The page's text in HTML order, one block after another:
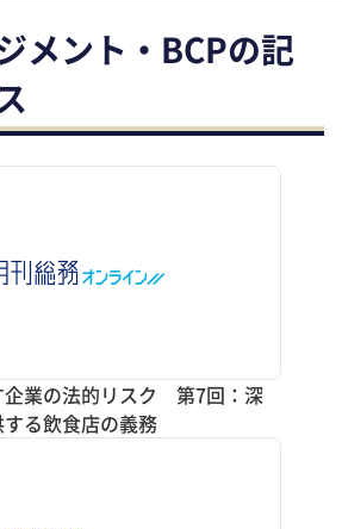
メント・BCPの記
企業の法的リスク 第7回：深
る飲食店の義務